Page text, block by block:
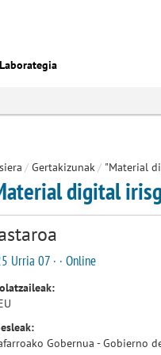
/ Gertakizunak/ "Material
digital
Urria 07 · · Online
Gobernua - Gobierno